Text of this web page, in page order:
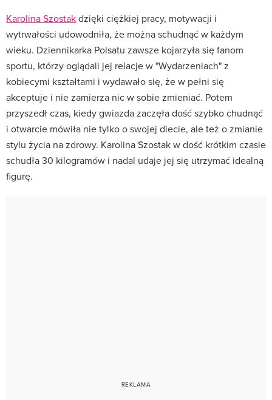
Karolina Szostakdzięki ciężkiej pracy, motywacji i
wytrwałości udowodniła, że można schudnąć w każdym
wieku. Dziennikarka Polsatu zawsze kojarzyła się fanom
sportu, którzy oglądali jej relacje w "Wydarzeniach" z
kobiecymi kształtami i wydawało się, że w pełni się
akceptuje i nie zamierza nic w sobie zmieniać. Potem
przyszedł czas, kiedy gwiazda zaczęła dość szybko chudnąć
i otwarcie mówiła nie tylko o swojej diecie, ale też o zmianie
stylu życia na zdrowy. Karolina Szostak w dość krótkim czasie
schudła 30 kilogramów i nadal udaje jej się utrzymać idealną
figurę.